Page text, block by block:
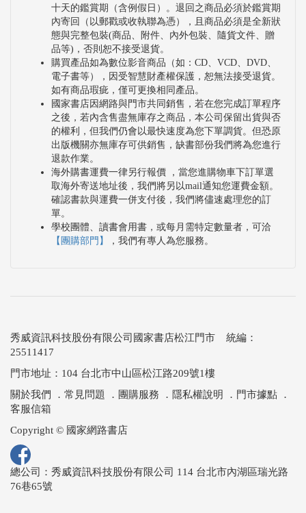
十天的鑑賞期（含例假日）。退回之商品必須於鑑賞期
內寄回（以郵戳或收執聯為憑），且商品必須是全新狀
態與完整包裝(商品、附件、內外包裝、隨貨文件、贈
品等)，否則恕不接受退貨。
購買產品如為數位影音商品（如：CD、VCD、DVD、
電子書等），因受智慧財產權保護，恕無法接受退貨。
如有商品瑕疵，僅可更換相同產品。
國家書店因網路與門市共同銷售，若在您完成訂單程序
之後，若內含售盡無庫存之商品，本公司保留出貨與否
的權利，但我們仍會以最快速度為您下單調貨。但恐原
出版機關亦無庫存可供銷售，缺書部份我們將為您進行
退款作業。
海外購書運費一律另行報價 ，當您進購物車下訂單選
取海外寄送地址後，我們將另以mail通知您運費金額。
確認書款與運費一併支付後，我們將儘速處理您的訂
單。
學校團體、讀書會用書，或每月需特定數量者，可洽
【團購部門】
，我們有專人為您服務。
秀威資訊科技股份有限公司國家書店松江門市 統編：
25511417
門市地址：104 台北市中山區松江路209號1樓
關於我們 ． 常見問題 ． 團購服務 ． 隱私權說明 ． 門市據點 ．
客服信箱
Copyright © 國家網路書店
總公司：秀威資訊科技股份有限公司 114 台北市內湖區瑞光路
76巷65號